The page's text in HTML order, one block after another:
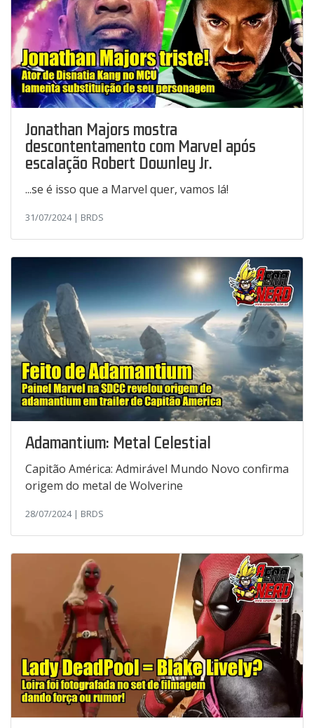
Jonathan Majors mostra
descontentamento com Marvel após
escalação Robert Downley Jr.
...se é isso que a Marvel quer, vamos lá!
31/07/2024 | BRDS
Adamantium: Metal Celestial
Capitão América: Admirável Mundo Novo confirma
origem do metal de Wolverine
28/07/2024 | BRDS